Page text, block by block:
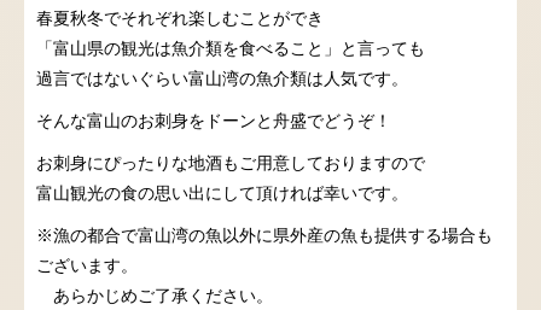
春夏秋冬でそれぞれ楽しむことができ
「富山県の観光は魚介類を食べること」と言っても
過言ではないぐらい富山湾の魚介類は人気です。
そんな富山のお刺身をドーンと舟盛でどうぞ！
お刺身にぴったりな地酒もご用意しておりますので
富山観光の食の思い出にして頂ければ幸いです。
※漁の都合で富山湾の魚以外に県外産の魚も提供する場合も
ございます。
あらかじめご了承ください。